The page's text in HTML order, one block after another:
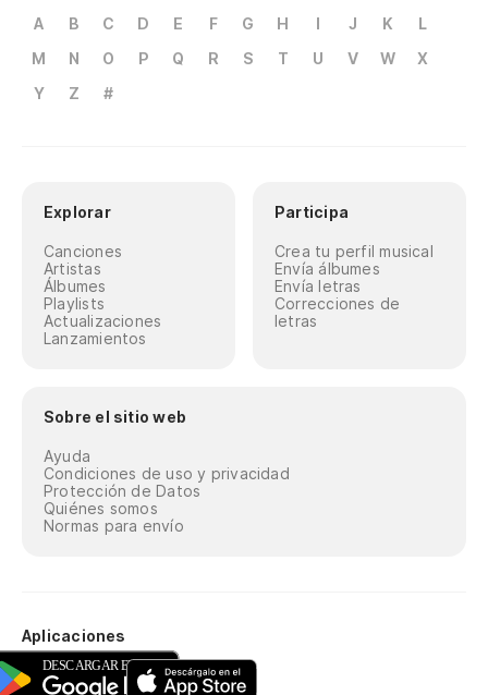
A B C D E F G H I J K
L
M
N O P Q R S T U V W
X
Y
Z #
Explorar
Canciones
Artistas
Álbumes
Playlists
Actualizaciones
Lanzamientos
Participa
Crea tu perfil musical
Envía álbumes
Envía letras
Correcciones de
letras
Sobre el sitio web
Ayuda
Condiciones de uso y privacidad
Protección de Datos
Quiénes somos
Normas para envío
Aplicaciones